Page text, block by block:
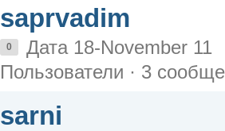
saprvadim
0
Дата 18-November 11
Пользователи · 3
sarni